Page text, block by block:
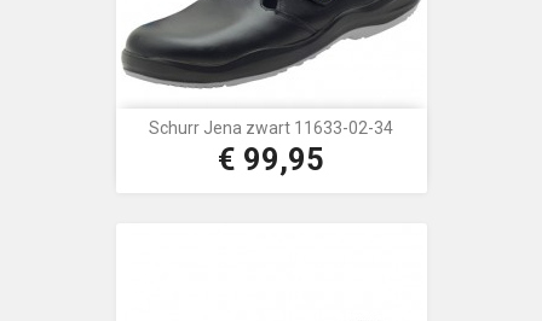
Schurr Jena zwart 11633-02-34
Prijs
€ 99,95